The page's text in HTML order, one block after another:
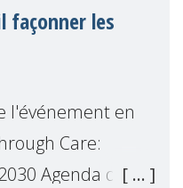
façonner les
l'événement en
Care:
Agenda que